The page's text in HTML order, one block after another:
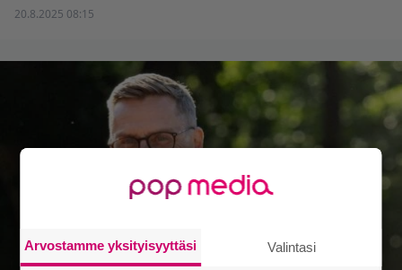
20.8.2025 08:15
Arvostamme yksityisyyttäsi Valintasi